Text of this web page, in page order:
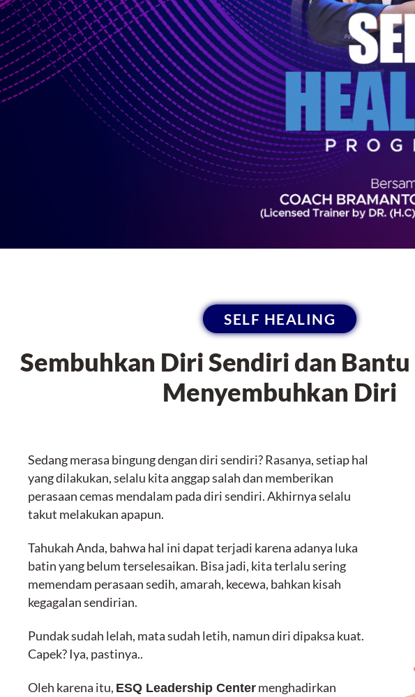
SELF HEALING
Sembuhkan Diri Sendiri dan
Menyembuhkan Diri
Sedang merasa bingung dengan diri sendiri? Rasanya, setiap hal
yang dilakukan, selalu kita anggap salah dan memberikan
perasaan cemas mendalam pada diri sendiri. Akhirnya selalu
takut melakukan apapun.
Tahukah Anda, bahwa hal ini dapat terjadi karena adanya luka
batin yang belum terselesaikan. Bisa jadi, kita terlalu sering
memendam perasaan sedih, amarah, kecewa, bahkan kisah
kegagalan sendirian.
Pundak sudah lelah, mata sudah letih, namun diri dipaksa kuat.
Capek? Iya, pastinya..
Oleh karena itu, ESQ Leadership Center menghadirkan